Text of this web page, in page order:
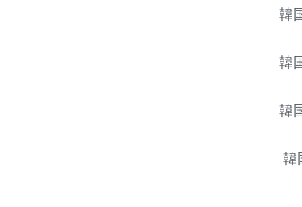
韓
韓
韓
韓